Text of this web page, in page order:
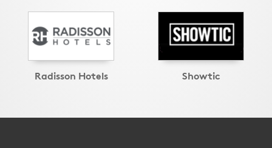
Radisson Hotels Showtic